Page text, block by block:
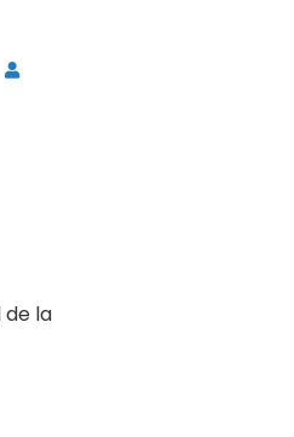
de la